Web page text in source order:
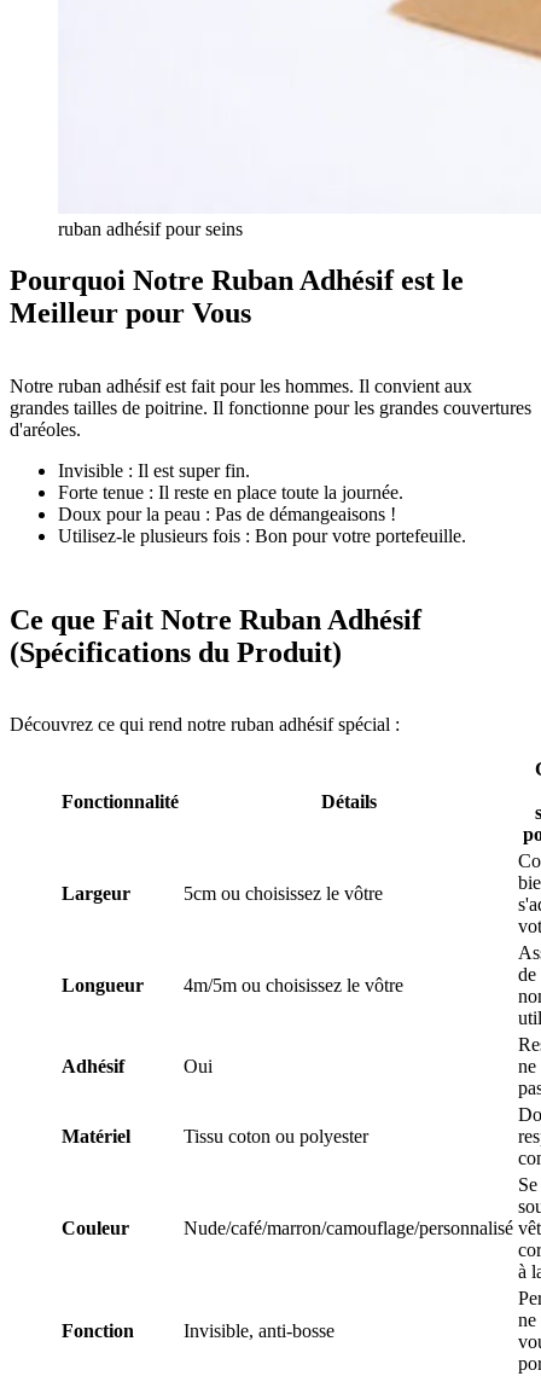
ruban adhésif pour seins
Pourquoi Notre Ruban Adhésif est le
Meilleur pour Vous
Notre ruban adhésif est fait pour les hommes. Il convient aux
grandes tailles de poitrine. Il fonctionne pour les grandes couvertures
d'aréoles.
Invisible : Il est super fin.
Forte tenue : Il reste en place toute la journée.
Doux pour la peau : Pas de démangeaisons !
Utilisez-le plusieurs fois : Bon pour votre portefeuille.
Ce que Fait Notre Ruban Adhésif
(Spécifications du Produit)
Découvrez ce qui rend notre ruban adhésif spécial :
Fonctionnalité Détails
Largeur 5cm ou choisissez le vôtre
Longueur 4m/5m ou choisissez le vôtre
de
Adhésif Oui
ne
Matériel Tissu coton ou polyester
Couleur Nude/café/marron/camouflage/personnalisé
à
Fonction Invisible, anti-bosse
ne